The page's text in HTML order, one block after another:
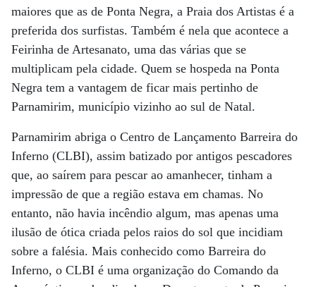
maiores que as de Ponta Negra, a Praia dos Artistas é a
preferida dos surfistas. Também é nela que acontece a
Feirinha de Artesanato, uma das várias que se
multiplicam pela cidade. Quem se hospeda na Ponta
Negra tem a vantagem de ficar mais pertinho de
Parnamirim, município vizinho ao sul de Natal.
Parnamirim abriga o Centro de Lançamento Barreira do
Inferno (CLBI), assim batizado por antigos pescadores
que, ao saírem para pescar ao amanhecer, tinham a
impressão de que a região estava em chamas. No
entanto, não havia incêndio algum, mas apenas uma
ilusão de ótica criada pelos raios do sol que incidiam
sobre a falésia. Mais conhecido como Barreira do
Inferno, o CLBI é uma organização do Comando da